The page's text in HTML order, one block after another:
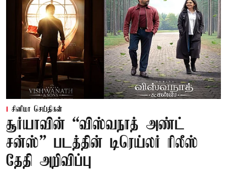
சினிமா செய்திகள்
சூர்யாவின் “விஸ்வநாத் அண்ட்
சன்ஸ்” படத்தின் டிரெய்லர் ரிலீஸ்
தேதி அறிவிப்பு